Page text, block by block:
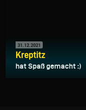
31.12.2021
Kreptitz
hat Spaß gemacht :)